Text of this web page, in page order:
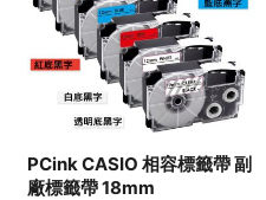
PCink CASIO 相容標籤帶 副
廠標籤帶 18mm